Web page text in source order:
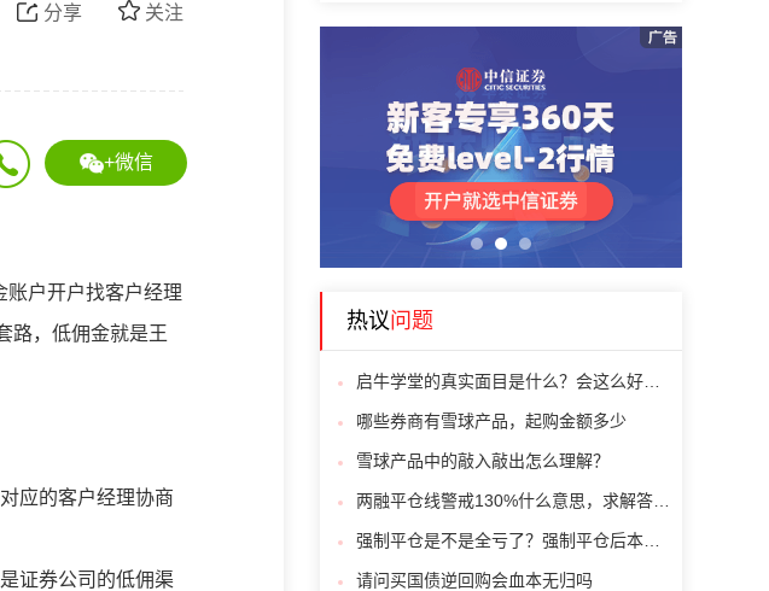
关注
分享
+微信
账户开户找客户经理
路，低佣金就是王
应的客户经理协商
证券公司的低佣渠
热议问题
哪些券商有雪球产品，起购金额多少
雪球产品中的敲入敲出怎么理解？
请问买国债逆回购会血本无归吗